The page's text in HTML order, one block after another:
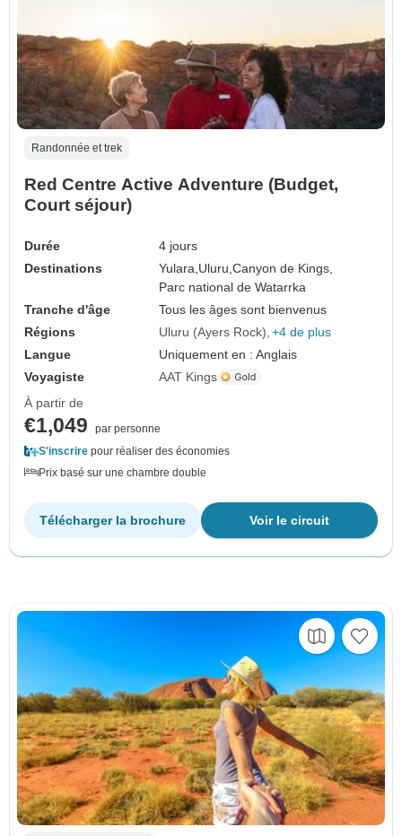
Randonnée et trek
Red Centre Active Adventure (Budget,
Court séjour)
Durée
4 jours
Destinations
Yulara, Uluru,Canyon de Kings,
Parc national de Watarrka
Tranche d'âge
Tous les âges sont bienvenus
Régions
Uluru (Ayers Rock) +4 de plus
Langue
Uniquement en : Anglais
Voyagiste
AAT Kings
À partir de
€1,049
par personne
S'inscrire pour réaliser des économies
Prix basé sur une chambre double
Voir le circuit
Télécharger la brochure